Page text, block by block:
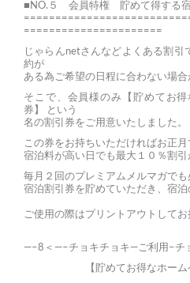
■NO.５ 会員特権 貯めて得する
======================
じゃらんnetさんなどよくある割引
約が
ある為ご希望の日程に合わない場合
そこで、会員様のみ【貯めてお
券】 という
名の割引券をご用意いたしました。
この券をお持ちいただければお正月
宿泊料が高い日でも最大１０％割引
毎月２回のプレミアムメルマガで
宿泊割引券を貯めていただき、宿泊
ご使用の際はプリントアウトしてお
—–8＜—–チョキチョキ—ご利用–
【貯めてお得なホームペー